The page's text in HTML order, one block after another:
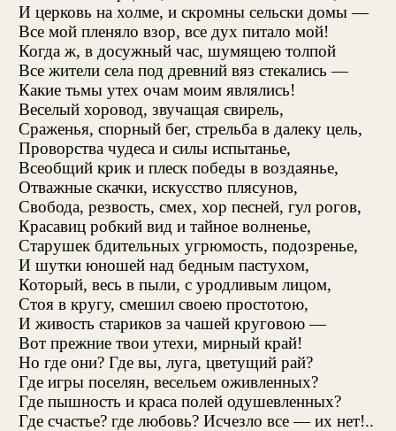
И церковь на холме, и скромны сельски домы —
Все мой пленяло взор, все дух питало мой!
Когда ж, в досужный час, шумящею толпой
Все жители села под древний вяз стекались —
Какие тьмы утех очам моим являлись!
Веселый хоровод, звучащая свирель,
Сраженья, спорный бег, стрельба в далеку цель,
Проворства чудеса и силы испытанье,
Всеобщий крик и плеск победы в воздаянье,
Отважные скачки, искусство плясунов,
Свобода, резвость, смех, хор песней, гул рогов,
Красавиц робкий вид и тайное волненье,
Старушек бдительных угрюмость, подозренье,
И шутки юношей над бедным пастухом,
Который, весь в пыли, с уродливым лицом,
Стоя в кругу, смешил своею простотою,
И живость стариков за чашей круговою —
Вот прежние твои утехи, мирный край!
Но где они? Где вы, луга, цветущий рай?
Где игры поселян, весельем оживленных?
Где пышность и краса полей одушевленных?
Где счастье? где любовь? Исчезло все — их нет!..